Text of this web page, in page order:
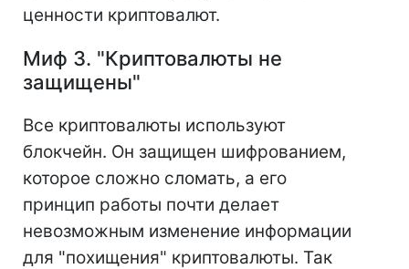
ценности криптовалют.
Миф 3. "Криптовалюты не
защищены"
Все криптовалюты используют
блокчейн. Он защищен шифрованием,
которое сложно сломать, а его
принцип работы почти делает
невозможным изменение информации
для "похищения" криптовалюты. Так